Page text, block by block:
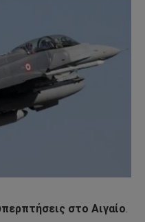
στο Αιγαίο